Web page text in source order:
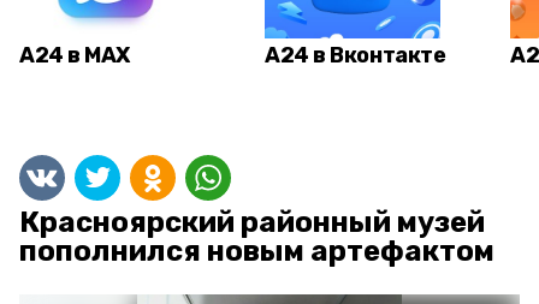
А24 в MAX А24 в Вконтакте
Красноярский районный музей
пополнился новым артефактом